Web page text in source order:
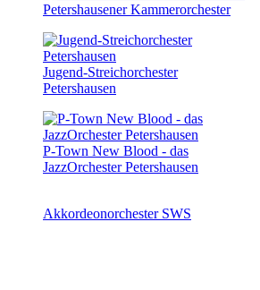
Petershausener Kammerorchester
Jugend-Streichorchester
Petershausen
P-Town New Blood - das
JazzOrchester Petershausen
Akkordeonorchester SWS